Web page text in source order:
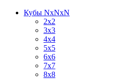
Кубы NxNxN
2x2
3x3
4x4
5x5
6x6
7x7
8x8